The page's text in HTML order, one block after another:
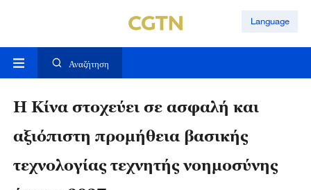
Language
Αναζήτηση
Η Κίνα στοχεύει σε ασφαλή και
αξιόπιστη προμήθεια βασικής
τεχνολογίας τεχνητής νοημοσύνης